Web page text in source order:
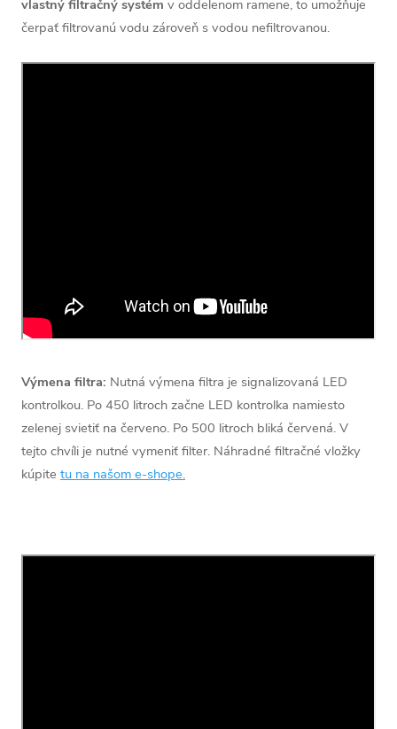
vlastný filtračný systém v oddelenom ramene, to umožňuje
čerpať filtrovanú vodu zároveň s vodou nefiltrovanou.
Výmena filtra: Nutná výmena filtra je signalizovaná LED
kontrolkou. Po 450 litroch začne LED kontrolka namiesto
zelenej svietiť na červeno. Po 500 litroch bliká červená. V
tejto chvíli je nutné vymeniť filter. Náhradné filtračné vložky
kúpite tu na našom e-shope.